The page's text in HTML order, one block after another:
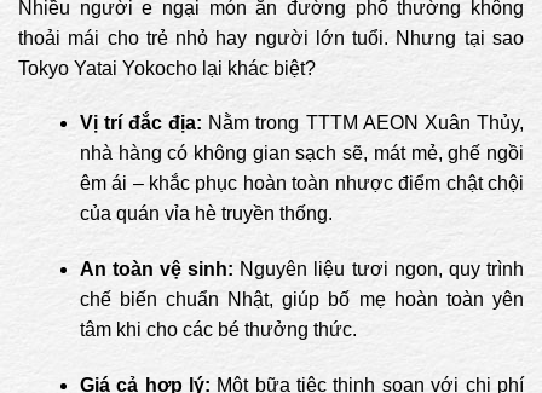
Nhiều người e ngại món ăn đường phố thường không
thoải mái cho trẻ nhỏ hay người lớn tuổi. Nhưng tại sao
Tokyo Yatai Yokocho lại khác biệt?
Vị trí đắc địa: Nằm trong TTTM AEON Xuân Thủy,
nhà hàng có không gian sạch sẽ, mát mẻ, ghế ngồi
êm ái – khắc phục hoàn toàn nhược điểm chật chội
của quán vỉa hè truyền thống.
An toàn vệ sinh: Nguyên liệu tươi ngon, quy trình
chế biến chuẩn Nhật, giúp bố mẹ hoàn toàn yên
tâm khi cho các bé thưởng thức.
Giá cả hợp lý: Một bữa tiệc thịnh soạn với chi phí